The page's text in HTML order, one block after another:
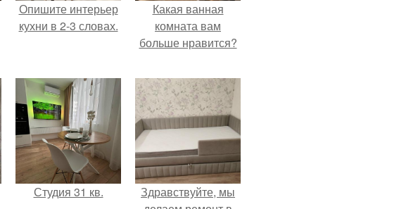
Опишите интерьер
кухни в 2-3 словах.
Какая ванная
комната вам
больше нравится?
Студия 31 кв.
Здравствуйте, мы